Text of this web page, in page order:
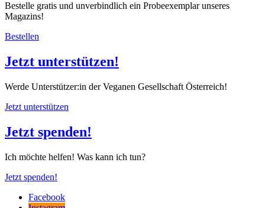
Bestelle gratis und unverbindlich ein Probeexemplar unseres
Magazins!
Bestellen
Jetzt unterstützen!
Werde Unterstützer:in der Veganen Gesellschaft Österreich!
Jetzt unterstützen
Jetzt spenden!
Ich möchte helfen! Was kann ich tun?
Jetzt spenden!
Facebook